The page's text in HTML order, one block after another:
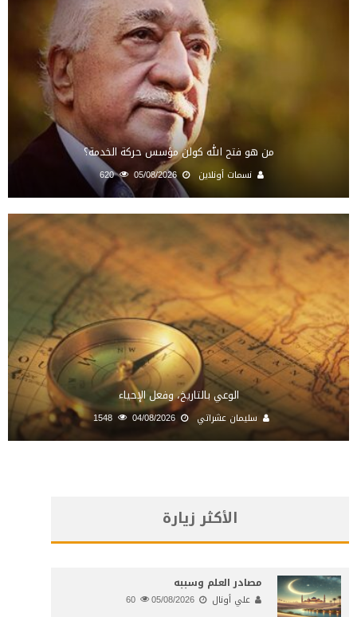
من هو فتح الله كولن مؤسس حركة الخدمة؟
نسمات أونلاين 05/08/2026
620
الوعي بالتاريخ، وفعل الإحياء
سليمان عشراتي 04/08/2026
الأكثر زيارة
مصادر العلم وسببه
علي أونال 05/08/2026